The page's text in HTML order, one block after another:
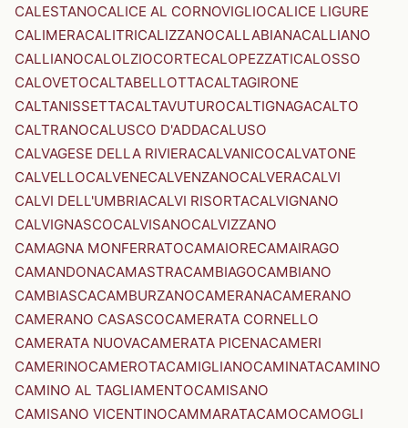
CALESTANOCALICE AL CORNOVIGLIOCALICE LIGURE
CALIMERACALITRICALIZZANOCALLABIANACALLIANO
CALLIANOCALOLZIOCORTECALOPEZZATICALOSSO
CALOVETOCALTABELLOTTACALTAGIRONE
CALTANISSETTACALTAVUTUROCALTIGNAGACALTO
CALTRANOCALUSCO D'ADDACALUSO
CALVAGESE DELLA RIVIERACALVANICOCALVATONE
CALVELLOCALVENECALVENZANOCALVERACALVI
CALVI DELL'UMBRIACALVI RISORTACALVIGNANO
CALVIGNASCOCALVISANOCALVIZZANO
CAMAGNA MONFERRATOCAMAIORECAMAIRAGO
CAMANDONACAMASTRACAMBIAGOCAMBIANO
CAMBIASCACAMBURZANOCAMERANACAMERANO
CAMERANO CASASCOCAMERATA CORNELLO
CAMERATA NUOVACAMERATA PICENACAMERI
CAMERINOCAMEROTACAMIGLIANOCAMINATACAMINO
CAMINO AL TAGLIAMENTOCAMISANO
CAMISANO VICENTINOCAMMARATACAMOCAMOGLI